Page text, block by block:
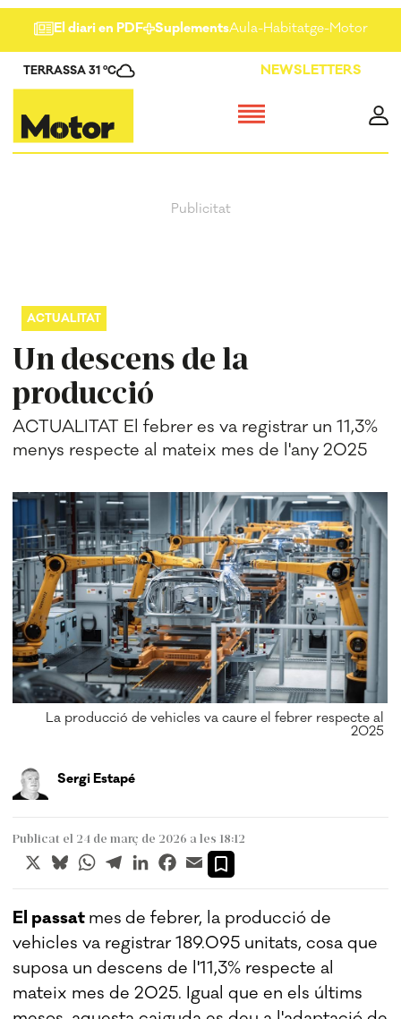
El diari en PDF SuplementsAula-Habitatge-Motor-
TERRASSA 31 ºC NEWSLETTERS
Un descens de la
producció
ACTUALITAT
ACTUALITAT El febrer es va registrar un 11,3%
menys respecte al mateix mes de l'any 2025
La producció de vehicles va caure el febrer respecte al
2025
Sergi Estapé
Publicat el 24 de març de 2026 a les 18:12
X BlueskyWhatsApp
TelegramLinkedInFacebook
Email
El passat mes de febrer, la producció de
vehicles va registrar 189.095 unitats, cosa que
suposa un descens de l'11,3% respecte al
mateix mes de 2025. Igual que en els últims